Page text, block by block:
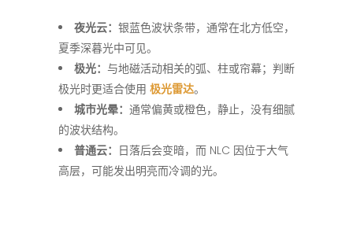
夜光云： 银蓝色波状条带，通常在北方低空，
夏季深暮光中可见。
极光： 与地磁活动相关的弧、柱或帘幕；判断
极光时更适合使用 极光雷达。
城市光晕： 通常偏黄或橙色，静止，没有细腻
的波状结构。
普通云： 日落后会变暗，而 NLC 因位于大气
高层，可能发出明亮而冷调的光。